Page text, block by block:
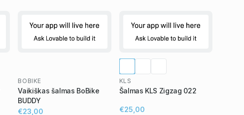
BOBIKE
Vaikiškas šalmas BoBike
BUDDY
€23,00
KLS
Šalmas KLS Zigzag 022
€25,00